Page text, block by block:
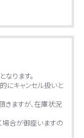
ります。
にキャンセル扱いと
きますが、在庫状況
場合が御座いますの